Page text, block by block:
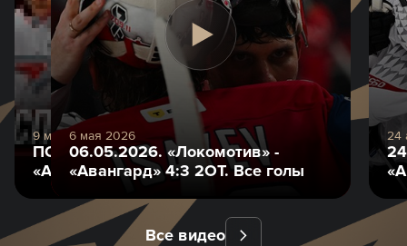
9 мая 2026
ПОЛУФИНАЛ КУБКА ГАГАРИНА |
«Авангард. Командировка» #161
6 мая 2026
06.05.2026. «Локомотив» -
«Авангард» 4:3 2ОТ. Все голы
24
Все видео